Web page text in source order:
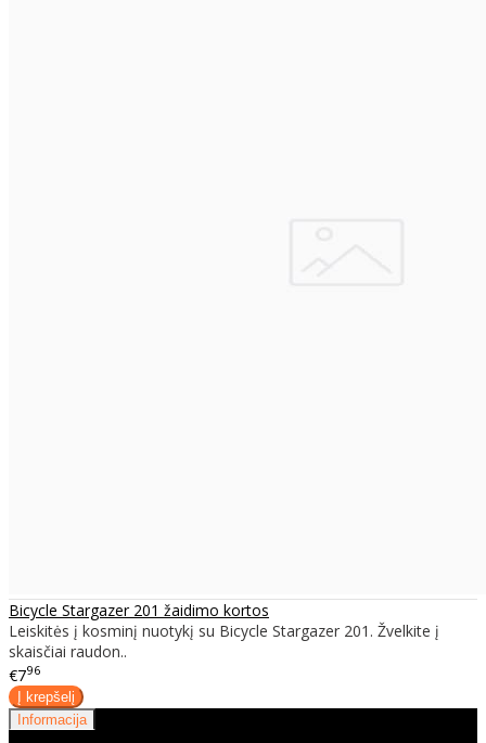
Bicycle Stargazer 201 žaidimo kortos
Leiskitės į kosminį nuotykį su Bicycle Stargazer 201. Žvelkite į
skaisčiai raudon..
€796
Informacija